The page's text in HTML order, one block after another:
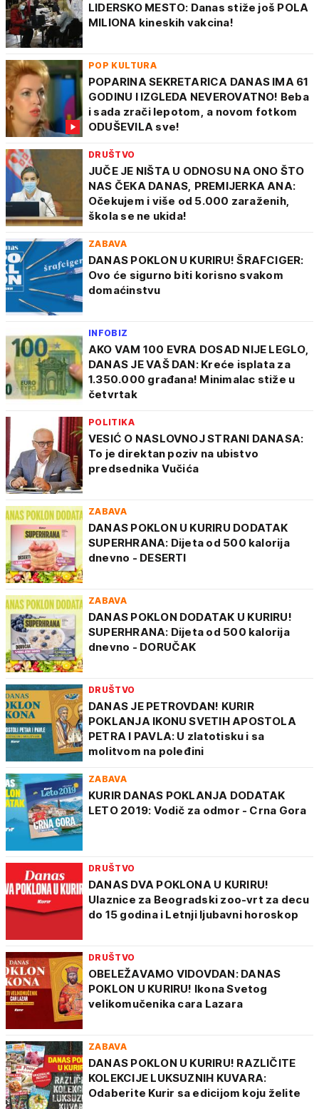
LIDERSKO MESTO: Danas stiže još POLA
MILIONA kineskih vakcina!
POP KULTURA
POPARINA SEKRETARICA DANAS IMA 61
GODINU I IZGLEDA NEVEROVATNO! Beba
i sada zrači lepotom, a novom fotkom
ODUŠEVILA sve!
DRUŠTVO
JUČE JE NIŠTA U ODNOSU NA ONO ŠTO
NAS ČEKA DANAS, PREMIJERKA ANA:
Očekujem i više od 5.000 zaraženih,
škola se ne ukida!
ZABAVA
DANAS POKLON U KURIRU! ŠRAFCIGER:
Ovo će sigurno biti korisno svakom
domaćinstvu
INFOBIZ
AKO VAM 100 EVRA DOSAD NIJE LEGLO,
DANAS JE VAŠ DAN: Kreće isplata za
1.350.000 građana! Minimalac stiže u
četvrtak
POLITIKA
VESIĆ O NASLOVNOJ STRANI DANASA:
To je direktan poziv na ubistvo
predsednika Vučića
ZABAVA
DANAS POKLON U KURIRU DODATAK
SUPERHRANA: Dijeta od 500 kalorija
dnevno - DESERTI
ZABAVA
DANAS POKLON DODATAK U KURIRU!
SUPERHRANA: Dijeta od 500 kalorija
dnevno - DORUČAK
DRUŠTVO
DANAS JE PETROVDAN! KURIR
POKLANJA IKONU SVETIH APOSTOLA
PETRA I PAVLA: U zlatotisku i sa
molitvom na poleđini
ZABAVA
KURIR DANAS POKLANJA DODATAK
LETO 2019: Vodič za odmor - Crna Gora
DRUŠTVO
DANAS DVA POKLONA U KURIRU!
Ulaznice za Beogradski zoo-vrt za decu
do 15 godina i Letnji ljubavni horoskop
DRUŠTVO
OBELEŽAVAMO VIDOVDAN: DANAS
POKLON U KURIRU! Ikona Svetog
velikomučenika cara Lazara
ZABAVA
DANAS POKLON U KURIRU! RAZLIČITE
KOLEKCIJE LUKSUZNIH KUVARA:
Odaberite Kurir sa edicijom koju želite